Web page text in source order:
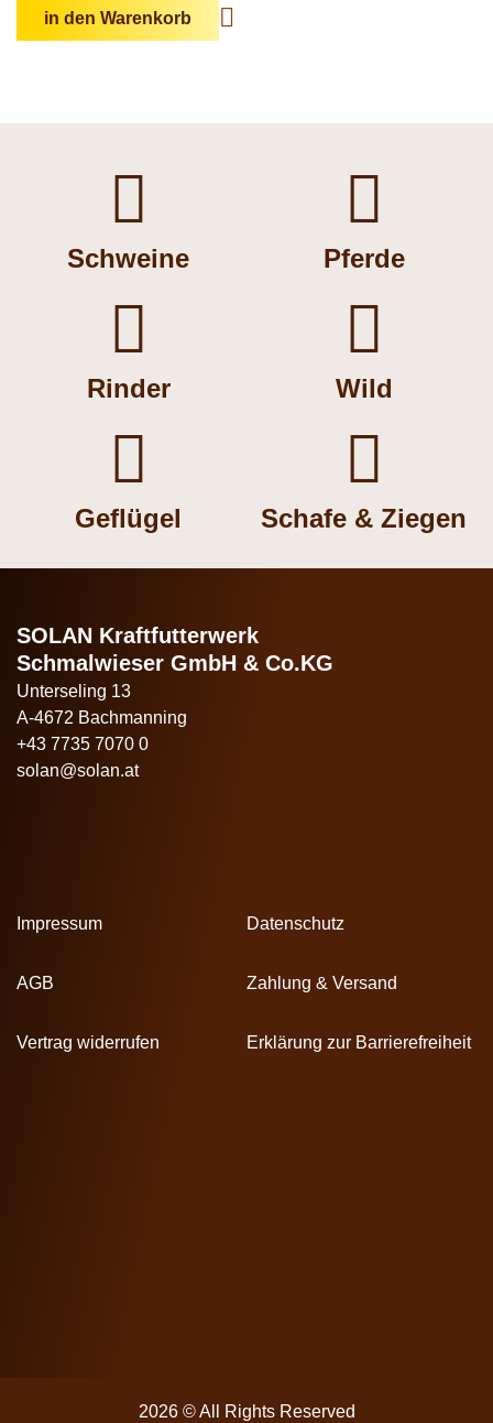
in den Warenkorb

Schweine

Pferde

Rinder

Wild

Geflügel

Schafe & Ziegen
SOLAN Kraftfutterwerk
Schmalwieser GmbH & Co.KG
Unterseling 13
A-4672 Bachmanning
+43 7735 7070 0
solan@solan.at
Impressum Datenschutz
AGB Zahlung & Versand
Vertrag widerrufen Erklärung zur Barrierefreiheit
2026 © All Rights Reserved